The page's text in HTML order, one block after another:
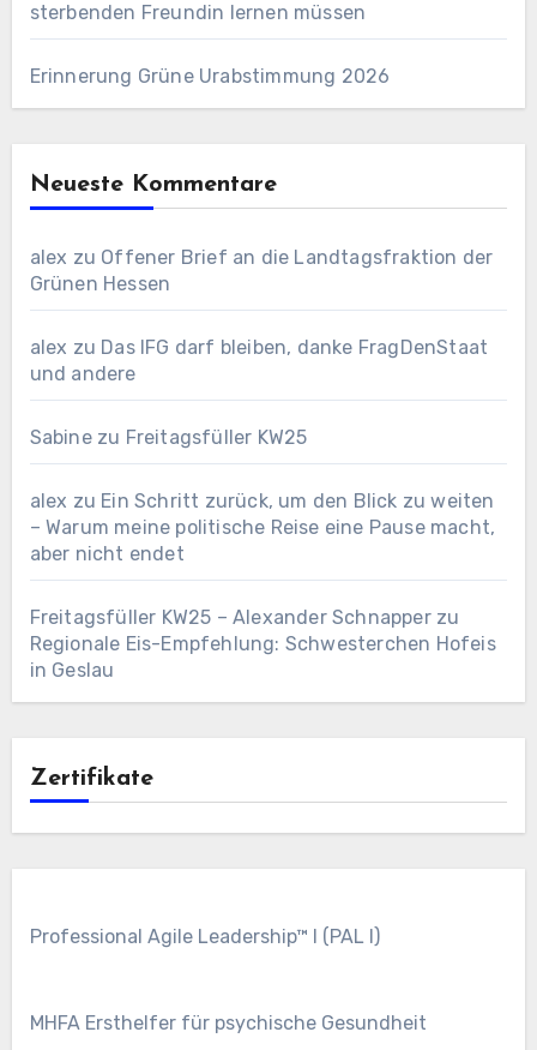
sterbenden Freundin lernen müssen
Erinnerung Grüne Urabstimmung 2026
Neueste Kommentare
alex zu Offener Brief an die Landtagsfraktion der
Grünen Hessen
alex zu Das IFG darf bleiben, danke FragDenStaat
und andere
Sabinezu Freitagsfüller KW25
alex zu Ein Schritt zurück, um den Blick zu weiten
– Warum meine politische Reise eine Pause macht,
aber nicht endet
Freitagsfüller KW25 – Alexander Schnapperzu
Regionale Eis-Empfehlung: Schwesterchen Hofeis
in Geslau
Zertifikate
Professional Agile Leadership™ I (PAL I)
MHFA Ersthelfer für psychische Gesundheit